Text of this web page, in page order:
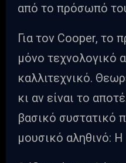
από το πρόσωπό
Για τον Cooper, το
μόνο τεχνολογικό
καλλιτεχνικό.
κι αν είναι το
βασικό συστατικό
μουσικό αληθινό: